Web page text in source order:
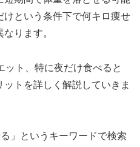
という条件下で何キロ痩せ
ります。
ット、特に夜だけ食べると
トを詳しく解説していきま
」というキーワードで検索